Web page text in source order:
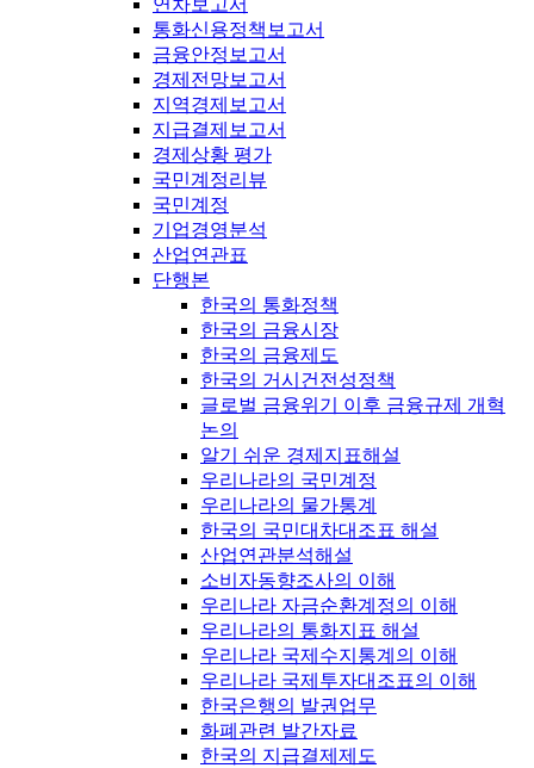
연차보고서
통화신용정책보고서
금융안정보고서
경제전망보고서
지역경제보고서
지급결제보고서
경제상황 평가
국민계정리뷰
국민계정
기업경영분석
산업연관표
단행본
한국의 통화정책
한국의 금융시장
한국의 금융제도
한국의 거시건전성정책
글로벌 금융위기 이후 금융규제 개혁
논의
알기 쉬운 경제지표해설
우리나라의 국민계정
우리나라의 물가통계
한국의 국민대차대조표 해설
산업연관분석해설
소비자동향조사의 이해
우리나라 자금순환계정의 이해
우리나라의 통화지표 해설
우리나라 국제수지통계의 이해
우리나라 국제투자대조표의 이해
한국은행의 발권업무
화폐관련 발간자료
한국의 지급결제제도